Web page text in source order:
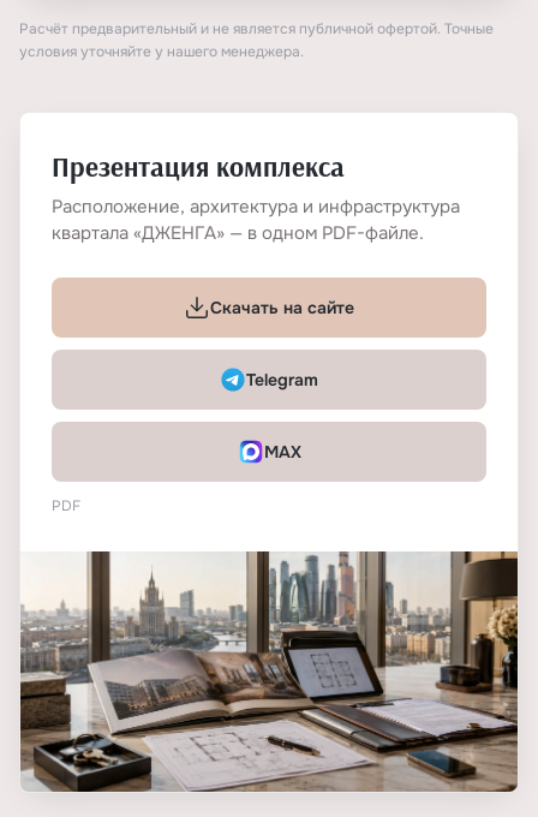
Расчёт предварительный и не является публичной офертой. Точные
условия уточняйте у нашего менеджера.
Презентация комплекса
Расположение, архитектура и инфраструктура
квартала «ДЖЕНГА» — в одном PDF-файле.
Скачать на сайте
Telegram
MAX
PDF